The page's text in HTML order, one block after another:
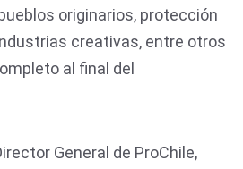
originarios, protección
creativas, entre otros
al final del
General de ProChile,